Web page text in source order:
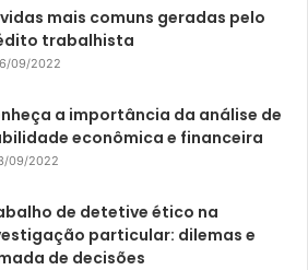
mais comuns geradas pelo
trabalhista
09/2022
a importância da análise de
econômica e financeira
09/2022
de detetive ético na
particular: dilemas e
de decisões